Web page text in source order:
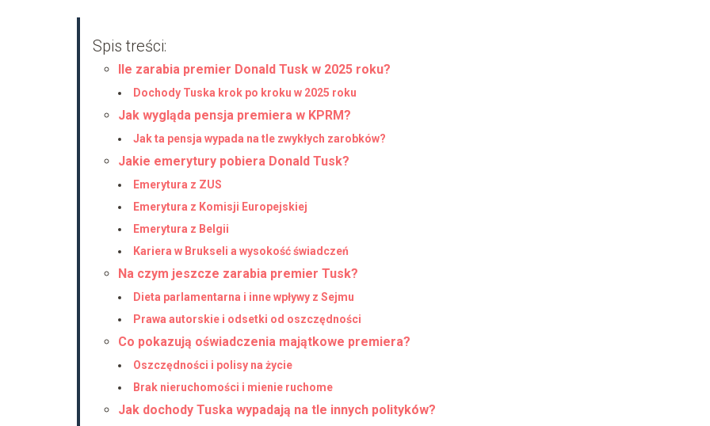
Spis treści:
Ile zarabia premier Donald Tusk w 2025 roku?
Dochody Tuska krok po kroku w 2025 roku
Jak wygląda pensja premiera w KPRM?
Jak ta pensja wypada na tle zwykłych zarobków?
Jakie emerytury pobiera Donald Tusk?
Emerytura z ZUS
Emerytura z Komisji Europejskiej
Emerytura z Belgii
Kariera w Brukseli a wysokość świadczeń
Na czym jeszcze zarabia premier Tusk?
Dieta parlamentarna i inne wpływy z Sejmu
Prawa autorskie i odsetki od oszczędności
Co pokazują oświadczenia majątkowe premiera?
Oszczędności i polisy na życie
Brak nieruchomości i mienie ruchome
Jak dochody Tuska wypadają na tle innych polityków?